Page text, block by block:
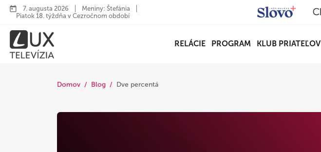
7. augusta 2026
Meniny: Štefánia
Piatok 18. týždňa v Cezročnom období
RELÁCIE PROGRAM KLUB PRIATEĽOV
Domov Blog Dve percentá